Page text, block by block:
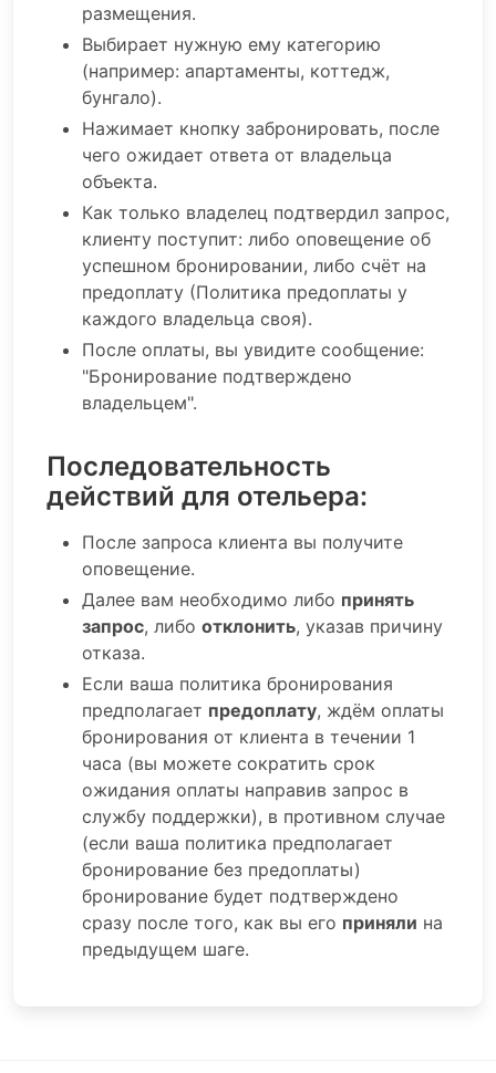
размещения.
Выбирает нужную ему категорию
(например: апартаменты, коттедж,
бунгало).
Нажимает кнопку забронировать, после
чего ожидает ответа от владельца
объекта.
Как только владелец подтвердил запрос,
клиенту поступит: либо оповещение об
успешном бронировании, либо счёт на
предоплату (Политика предоплаты у
каждого владельца своя).
После оплаты, вы увидите сообщение:
"Бронирование подтверждено
владельцем".
Последовательность
действий для отельера:
После запроса клиента вы получите
оповещение.
Далее вам необходимо либо принять
запрос, либо отклонить, указав причину
отказа.
Если ваша политика бронирования
предполагает предоплату, ждём оплаты
бронирования от клиента в течении 1
часа (вы можете сократить срок
ожидания оплаты направив запрос в
службу поддержки), в противном случае
(если ваша политика предполагает
бронирование без предоплаты)
бронирование будет подтверждено
сразу после того, как вы его приняли на
предыдущем шаге.